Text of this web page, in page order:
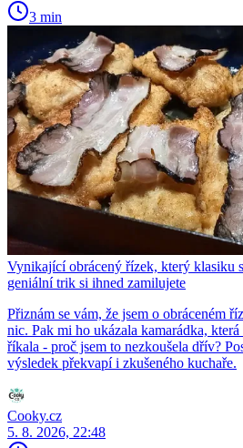
3 min
Vynikající obrácený řízek, který klasiku
geniální trik si ihned zamilujete
Přiznám se vám, že jsem o obráceném
nic. Pak mi ho ukázala kamarádka,
říkala - proč jsem to nezkoušela dřív?
výsledek překvapí i zkušeného kuchaře.
Cooky.cz
5. 8. 2026, 22:48